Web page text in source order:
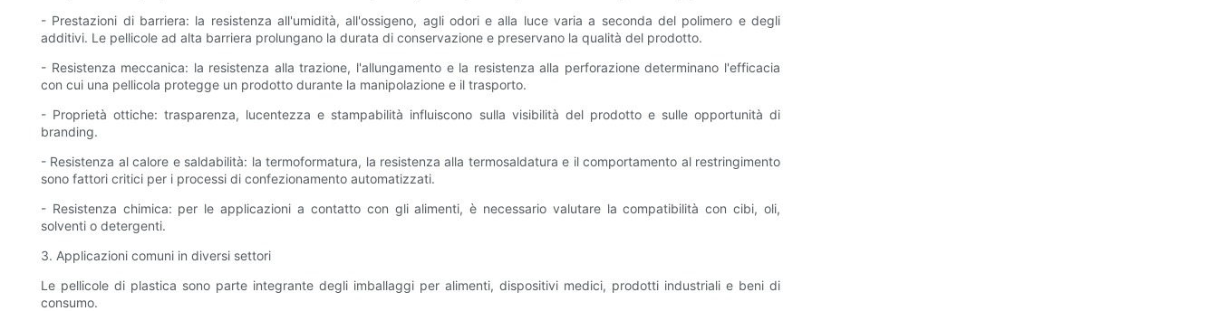
- Prestazioni di barriera: la resistenza all'umidità, all'ossigeno, agli odori e alla luce varia a seconda del polimero e degli
additivi. Le pellicole ad alta barriera prolungano la durata di conservazione e preservano la qualità del prodotto.
- Resistenza meccanica: la resistenza alla trazione, l'allungamento e la resistenza alla perforazione determinano l'efficacia
con cui una pellicola protegge un prodotto durante la manipolazione e il trasporto.
- Proprietà ottiche: trasparenza, lucentezza e stampabilità influiscono sulla visibilità del prodotto e sulle opportunità di
branding.
- Resistenza al calore e saldabilità: la termoformatura, la resistenza alla termosaldatura e il comportamento al restringimento
sono fattori critici per i processi di confezionamento automatizzati.
- Resistenza chimica: per le applicazioni a contatto con gli alimenti, è necessario valutare la compatibilità con cibi, oli,
solventi o detergenti.
3. Applicazioni comuni in diversi settori
Le pellicole di plastica sono parte integrante degli imballaggi per alimenti, dispositivi medici, prodotti industriali e beni di
consumo.